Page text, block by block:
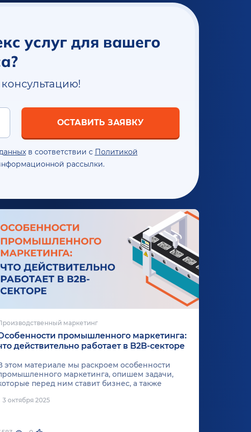
на глубокой аналитике и
услуг для вашего
ОСТАВИТЬ ЗАЯВКУ
в соответствии с Политикой
рассылки.
маркетинг
промышленного маркетинга:
действительно работает в B2B-секторе
этом материале мы раскроем особенности
маркетинга, опишем задачи,
перед ним ставит бизнес, а также
примерами их реализации.
3 октября 2025